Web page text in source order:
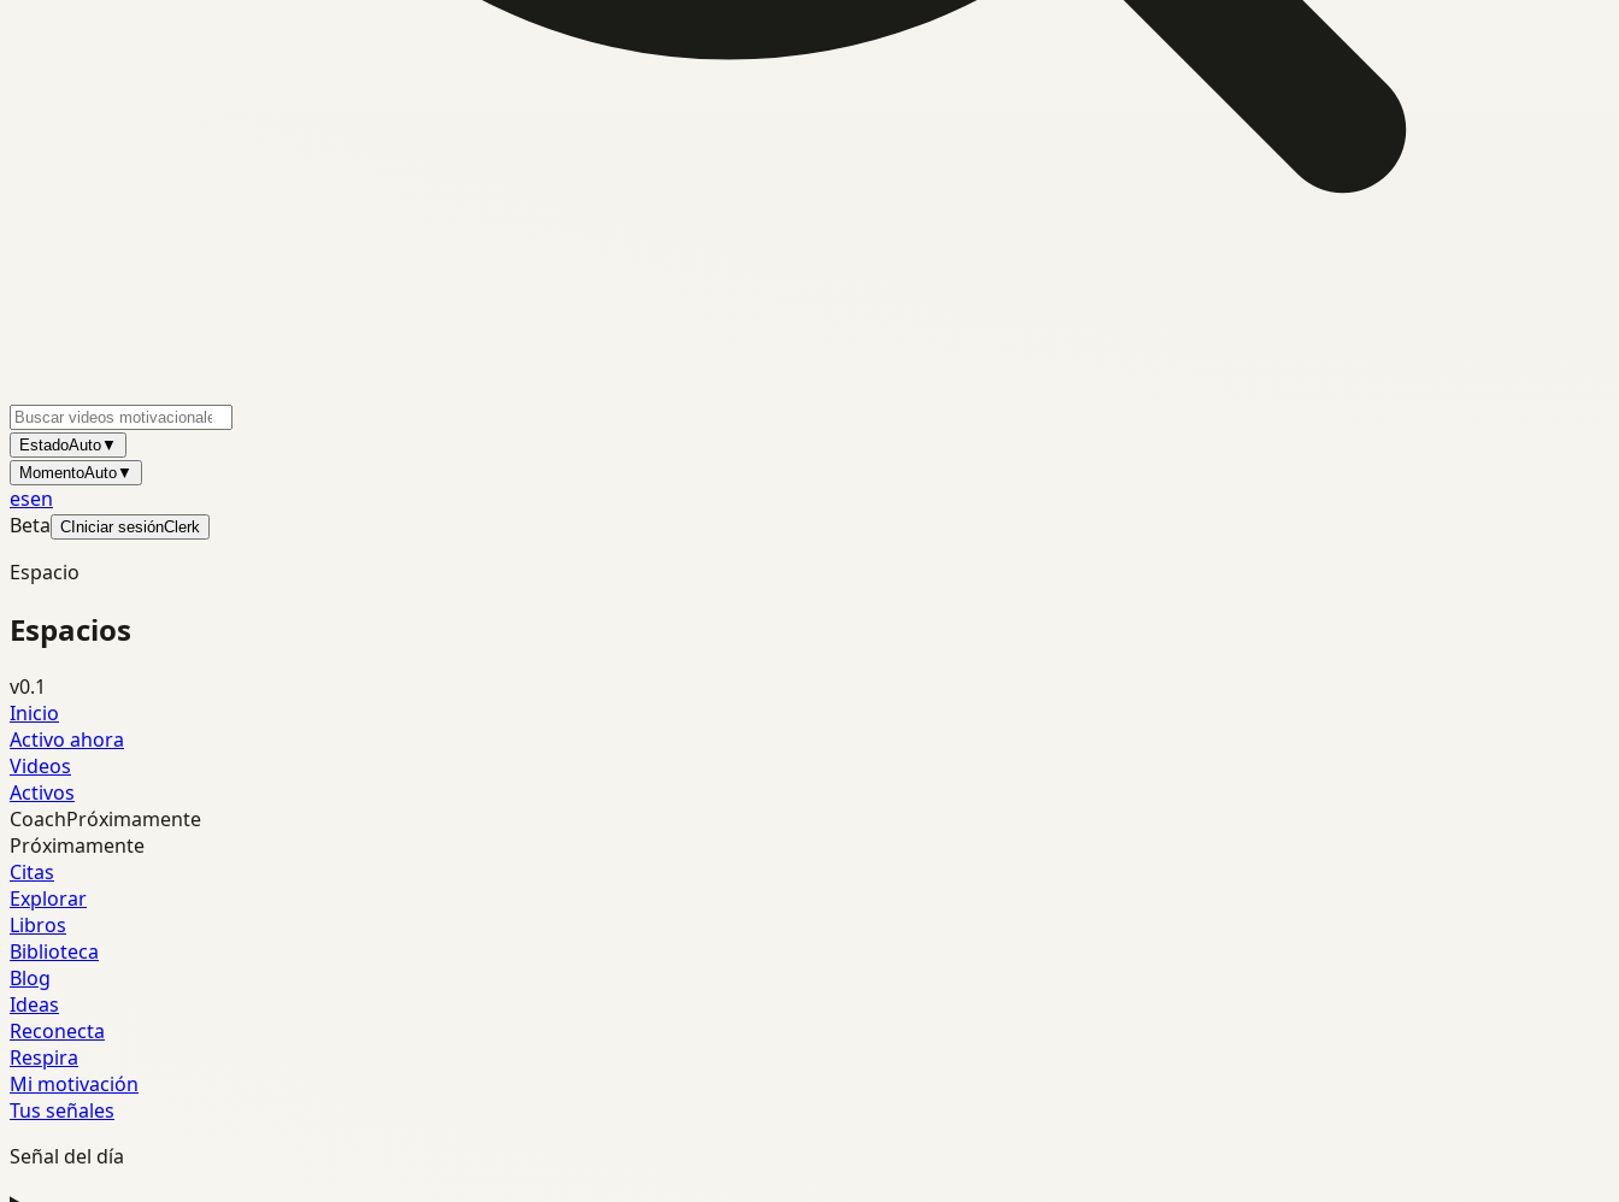
EstadoAuto▼
MomentoAuto▼
esen
Beta C Iniciar sesiónClerk
Espacio
Espacios
v0.1
Inicio
Activo ahora
Videos
Activos
CoachPróximamente
Próximamente
Citas
Explorar
Libros
Biblioteca
Blog
Ideas
Reconecta
Respira
Mi motivación
Tus señales
Señal del día